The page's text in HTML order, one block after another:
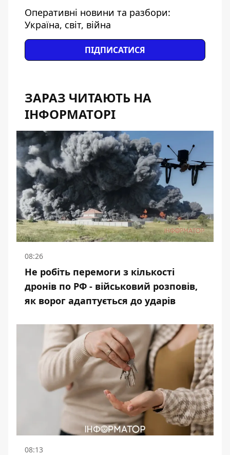
Оперативні новини та разбори:
Україна, світ, війна
ПІДПИСАТИСЯ
ЗАРАЗ ЧИТАЮТЬ НА
ІНФОРМАТОРІ
08:26
Не робіть перемоги з кількості
дронів по РФ - військовий розповів,
як ворог адаптується до ударів
08:13